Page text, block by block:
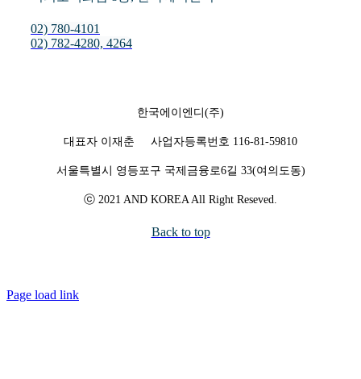
02) 780-4101
02) 782-4280, 4264
한국에이엔디(주)
대표자 이재춘 사업자등록번호 116-81-59810
서울특별시 영등포구 국제금융로6길 33(여의도동)
ⓒ 2021 AND KOREA All Right Reseved.
Back to top
Page load link